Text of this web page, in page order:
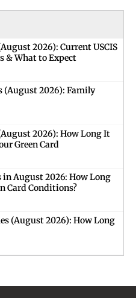
2026): Current USCIS
& What to Expect
(August 2026): Family
2026): How Long It
Green Card
in August 2026: How Long
Card Conditions?
(August 2026): How Long